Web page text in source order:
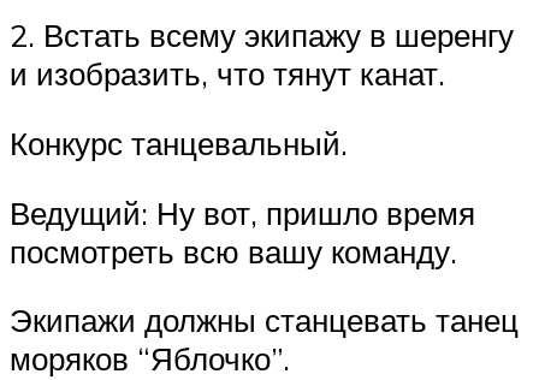
2. Встать всему экипажу в шеренгу
и изобразить, что тянут канат.
Конкурс танцевальный.
Ведущий: Ну вот, пришло время
посмотреть всю вашу команду.
Экипажи должны станцевать танец
моряков “Яблочко”.